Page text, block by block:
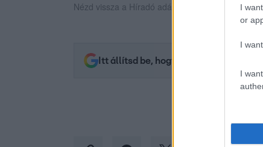
I
or
I
I
Nézd vissza a Híradó adásait az RTL+ felületén!
Itt állítsd be, hogy az RTL.hu az